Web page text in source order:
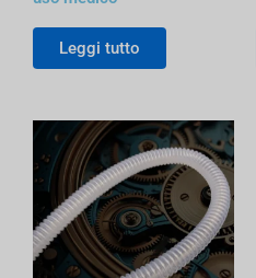
Leggi tutto